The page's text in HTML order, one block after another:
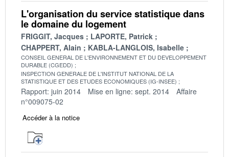
L'organisation du service statistique dans
le domaine du logement
FRIGGIT, Jacques
LAPORTE, Patrick
CHAPPERT, Alain
KABLA-LANGLOIS, Isabelle
CONSEIL GENERAL DE L'ENVIRONNEMENT ET DU DEVELOPPEMENT
DURABLE (CGEDD)
INSPECTION GENERALE DE L'INSTITUT NATIONAL DE LA
STATISTIQUE ET DES ETUDES ECONOMIQUES (IG-INSEE)
Rapport: juin 2014 Mise en ligne: sept. 2014
Affaire
n°009075-02
Accéder à la notice